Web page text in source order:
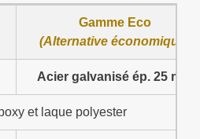
Gamme Eco
(Alternative économique)
Acier galvanisé ép. 25 mm
et laque polyester